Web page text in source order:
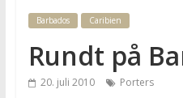
Os
Rejseblog
for
Vilde,
Barbados Caribien
Rundt på
20. juli 2010 Porters